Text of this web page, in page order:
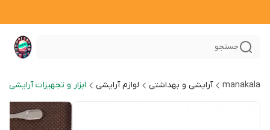
جستجو
manakala آرایشی و بهداشتی لوازم آرایشی ابزار و تجهیزات آرایشی